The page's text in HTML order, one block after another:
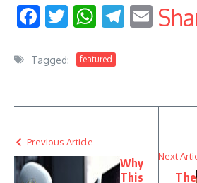
Facebook
Twitter
Tagged: featured
Previous Article
Why
This
Next
The